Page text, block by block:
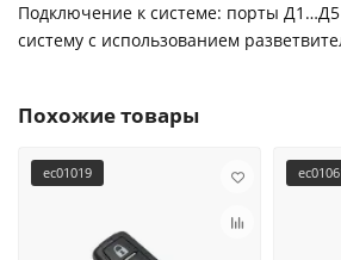
Подключение к системе: порты
систему с использованием
Похожие товары
ec01019